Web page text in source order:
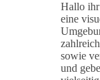
Hallo ihr
eine
sowie
und